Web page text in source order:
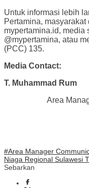
Untuk informasi lebih
Pertamina,
mypertamina.id, media
@mypertamina, atau
(PCC) 135.
Media Contact:
T. Muhammad Rum
Area
#Area Manager
Niaga Regional Sulawesi
Sebarkan